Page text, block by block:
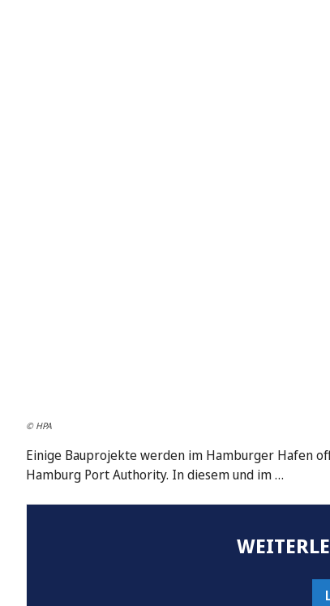
© HPA
Einige Bauprojekte werden im Hamburger Hafen
Hamburg Port Authority. In diesem und im …